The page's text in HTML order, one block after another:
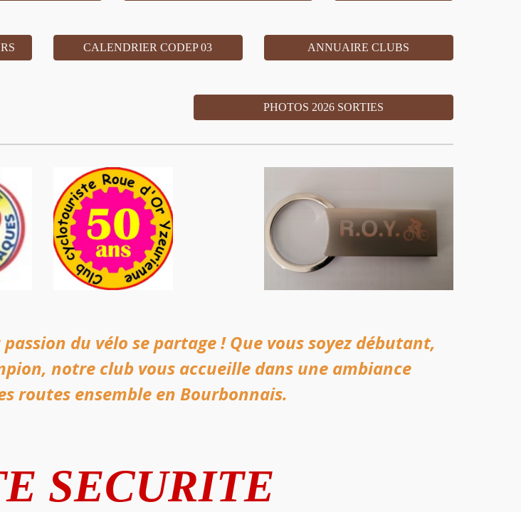
CALENDRIER CODEP 03 ANNUAIRE CLUBS
PHOTOS 2026 SORTIES
du vélo se partage ! Que vous soyez débutant,
notre club vous accueille dans une ambiance
routes ensemble en Bourbonnais.
SECURITE